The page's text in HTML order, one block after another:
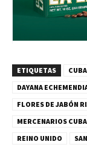
ETIQUETAS
DAYANA
FLORES DE JABÓN
MERCENARIOS
REINO UNIDO